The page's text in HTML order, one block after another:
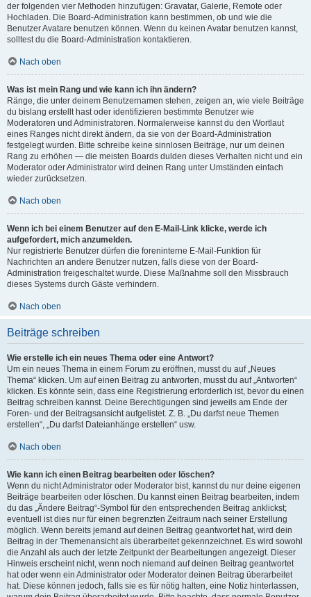
der folgenden vier Methoden hinzufügen: Gravatar, Galerie, Remote oder
Hochladen. Die Board-Administration kann bestimmen, ob und wie die
Benutzer Avatare benutzen können. Wenn du keinen Avatar benutzen kannst,
solltest du die Board-Administration kontaktieren.
Nach oben
Was ist mein Rang und wie kann ich ihn ändern?
Ränge, die unter deinem Benutzernamen stehen, zeigen an, wie viele Beiträge
du bislang erstellt hast oder identifizieren bestimmte Benutzer wie
Moderatoren und Administratoren. Normalerweise kannst du den Wortlaut
eines Ranges nicht direkt ändern, da sie von der Board-Administration
festgelegt wurden. Bitte schreibe keine sinnlosen Beiträge, nur um deinen
Rang zu erhöhen — die meisten Boards dulden dieses Verhalten nicht und ein
Moderator oder Administrator wird deinen Rang unter Umständen einfach
wieder zurücksetzen.
Nach oben
Wenn ich bei einem Benutzer auf den E-Mail-Link klicke, werde ich
aufgefordert, mich anzumelden.
Nur registrierte Benutzer dürfen die foreninterne E-Mail-Funktion für
Nachrichten an andere Benutzer nutzen, falls diese von der Board-
Administration freigeschaltet wurde. Diese Maßnahme soll den Missbrauch
dieses Systems durch Gäste verhindern.
Nach oben
Beiträge schreiben
Wie erstelle ich ein neues Thema oder eine Antwort?
Um ein neues Thema in einem Forum zu eröffnen, musst du auf „Neues
Thema“ klicken. Um auf einen Beitrag zu antworten, musst du auf „Antworten“
klicken. Es könnte sein, dass eine Registrierung erforderlich ist, bevor du einen
Beitrag schreiben kannst. Deine Berechtigungen sind jeweils am Ende der
Foren- und der Beitragsansicht aufgelistet. Z. B. „Du darfst neue Themen
erstellen“, „Du darfst Dateianhänge erstellen“ usw.
Nach oben
Wie kann ich einen Beitrag bearbeiten oder löschen?
Wenn du nicht Administrator oder Moderator bist, kannst du nur deine eigenen
Beiträge bearbeiten oder löschen. Du kannst einen Beitrag bearbeiten, indem
du das „Ändere Beitrag“-Symbol für den entsprechenden Beitrag anklickst;
eventuell ist dies nur für einen begrenzten Zeitraum nach seiner Erstellung
möglich. Wenn bereits jemand auf deinen Beitrag geantwortet hat, wird dein
Beitrag in der Themenansicht als überarbeitet gekennzeichnet. Es wird sowohl
die Anzahl als auch der letzte Zeitpunkt der Bearbeitungen angezeigt. Dieser
Hinweis erscheint nicht, wenn noch niemand auf deinen Beitrag geantwortet
hat oder wenn ein Administrator oder Moderator deinen Beitrag überarbeitet
hat. Diese können jedoch, falls sie es für nötig halten, eine Notiz hinterlassen,